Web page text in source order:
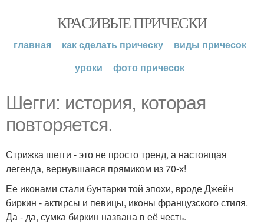
КРАСИВЫЕ ПРИЧЕСКИ
главная как сделать прическу
виды причесок
уроки
фото причесок
Шегги: история, которая
повторяется.
Стрижка шегги - это не просто тренд, а настоящая
легенда, вернувшаяся прямиком из 70-х!
Ее иконами стали бунтарки той эпохи, вроде Джейн
биркин - актирсы и певицы, иконы французского стиля.
Да - да, сумка биркин названа в её честь.